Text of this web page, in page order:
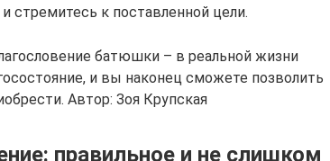
стремитесь к поставленной цели.
батюшки – в реальной жизни
и вы наконец сможете позволить
Автор: Зоя Крупская
правильное и не слишком